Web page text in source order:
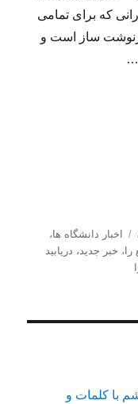
که برای تمامی
ساز است و
…
برچسب‌ها
اخبار دانشگاه ها،
، خبر جدید، دریابید
با کلمات و